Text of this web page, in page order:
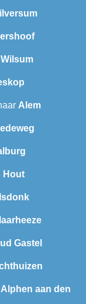
Wilsum
Alem
Hout
Gastel
Alphen aan den